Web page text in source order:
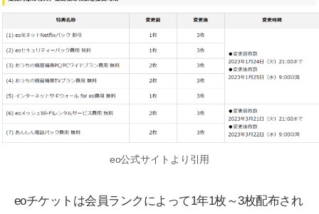
eo公式サイトより引用
eoチケットは会員ランクによって1年1枚～3枚配布され